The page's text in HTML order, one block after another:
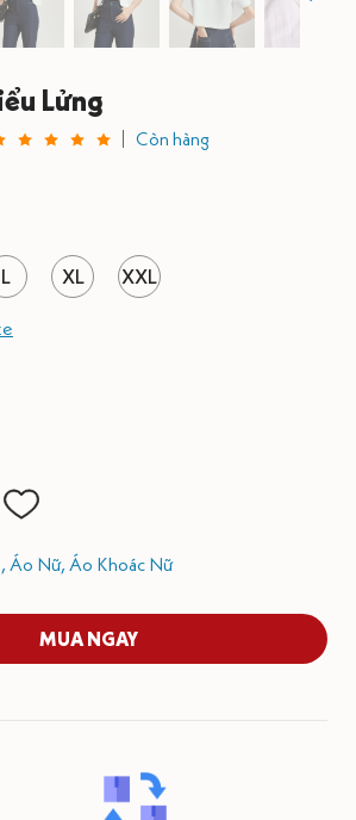
Lửng
Còn hàng
L XL XXL
Áo Nữ, Áo Khoác Nữ
MUA NGAY